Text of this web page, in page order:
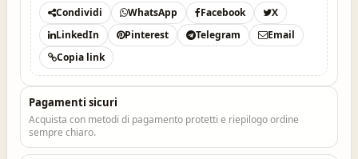
Condividi WhatsApp Facebook
X
LinkedIn
Pinterest Telegram
Email
Copia link
Pagamenti sicuri
Acquista con metodi di pagamento protetti e riepilogo ordine
sempre chiaro.